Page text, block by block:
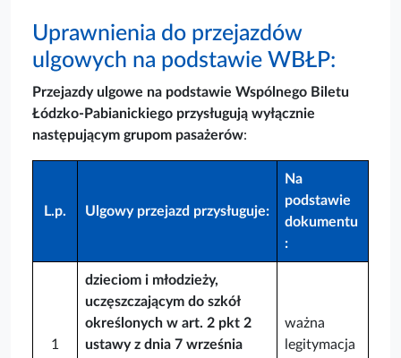
Uprawnienia do przejazdów
ulgowych na podstawie WBŁP:
Przejazdy ulgowe na podstawie Wspólnego Biletu
Łódzko-Pabianickiego przysługują wyłącznie
następującym grupom pasażerów:
L.p. Ulgowy przejazd przysługuje:
Na
podstawie
dokumentu
:
1
dzieciom i młodzieży,
uczęszczającym do szkół
określonych w art. 2 pkt 2
ustawy z dnia 7 września
ważna
legitymacja